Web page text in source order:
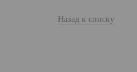
Назад к списку